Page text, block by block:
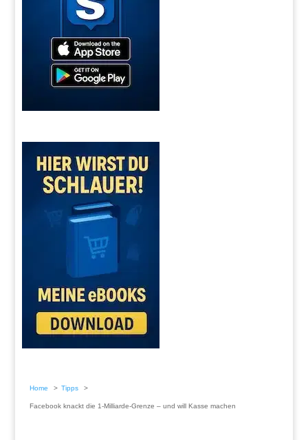
Home Tipps
Facebook knackt die 1-Milliarde-Grenze – und will Kasse machen